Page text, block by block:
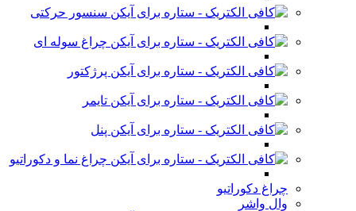
سنسور حرکتی
چراغ سوله ای
پرژکتور
تایمر
پنل
چراغ نما و دکوراتیو
چراغ دکوراتیو
وال واشر